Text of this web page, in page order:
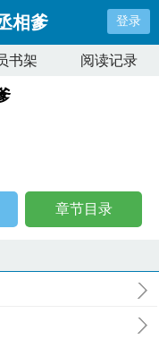
相爹 登录
书架 阅读记录
章节目录